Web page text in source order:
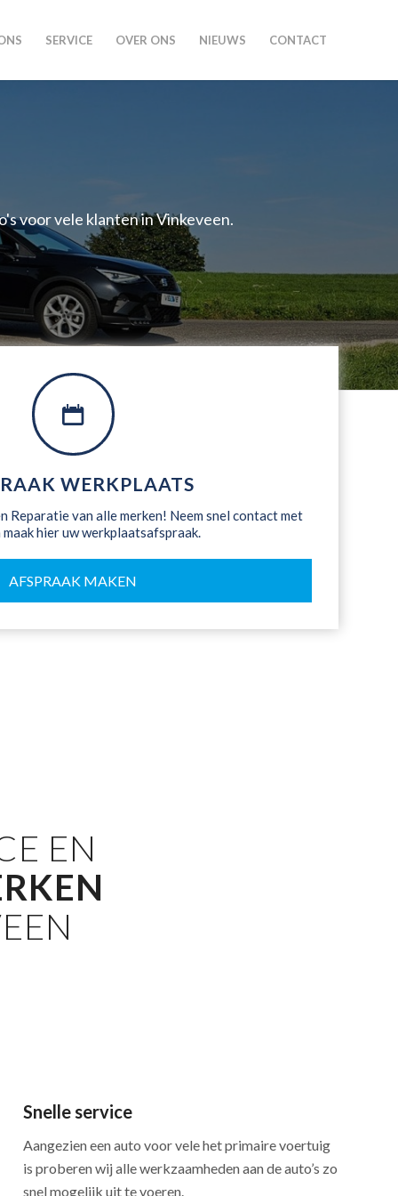
SERVICE OVER ONS NIEUWS CONTACT
voor vele klanten in Vinkeveen.
WERKPLAATS
Reparatie van alle merken! Neem snel contact met
maak hier uw werkplaatsafspraak.
AFSPRAAK MAKEN
EN
Snelle service
Aangezien een auto voor vele het primaire voertuig
is proberen wij alle werkzaamheden aan de auto’s zo
snel mogelijk uit te voeren.